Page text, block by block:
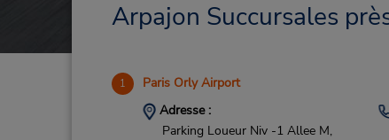
Arpajon Succursales
1 Paris Orly Airport
Adresse :
Parking Loueur Niv -1 Allee M,